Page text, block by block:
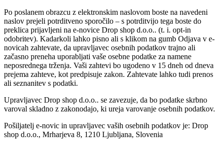
Po poslanem obrazcu z elektronskim naslovom boste na navedeni
naslov prejeli potrditveno sporočilo – s potrditvijo tega boste do
preklica prijavljeni na e-novice Drop shop d.o.o.. (t. i. opt-in
odobritev). Kadarkoli lahko pisno ali s klikom na gumb Odjava v e-
novicah zahtevate, da upravljavec osebnih podatkov trajno ali
začasno preneha uporabljati vaše osebne podatke za namene
neposrednega trženja. Vaši zahtevi bo ugodeno v 15 dneh od dneva
prejema zahteve, kot predpisuje zakon. Zahtevate lahko tudi prenos
ali seznanitev s podatki.
Upravljavec Drop shop d.o.o.. se zavezuje, da bo podatke skrbno
varoval skladno z zakonodajo, ki ureja varovanje osebnih podatkov.
Pošiljatelj e-novic in upravljavec vaših osebnih podatkov je: Drop
shop d.o.o., Mrharjeva 8, 1210 Ljubljana, Slovenia